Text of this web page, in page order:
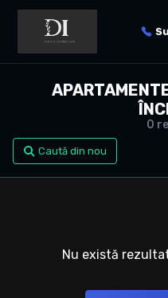
0
Caută din nou
Nu există